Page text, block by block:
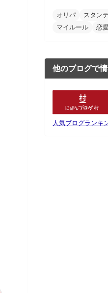
オリパ スタン
マイルール
恋
他のブログで
人気ブログランキ